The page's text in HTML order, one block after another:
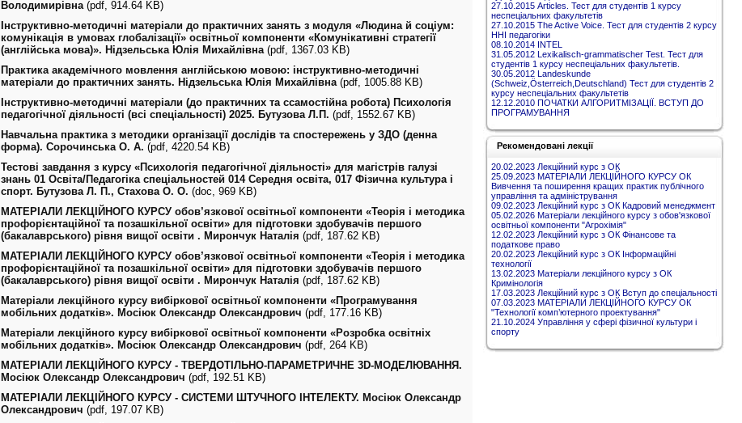
Володимирівна(pdf, 914.64 KB)
Інструктивно-методичні матеріали до практичних занять з модуля «Людина й соціум:
комунікація в умовах глобалізації» освітньої компоненти «Комунікативні стратегії
(англійська мова)». Нідзельська Юлія Михайлівна(pdf, 1367.03 KB)
Практика академічного мовлення англійською мовою: інструктивно-методичні
матеріали до практичних занять. Нідзельська Юлія Михайлівна(pdf, 1005.88 KB)
Інструктивно-методичні матеріали (до практичних та ссамостійна робота) Психологія
педагогічної діяльності (всі спеціальності) 2025. Бутузова Л.П. (pdf, 1552.67 KB)
Навчальна практика з методики організації дослідів та спостережень у ЗДО (денна
форма). Сорочинська О. А. (pdf, 4220.54 KB)
Тестові завдання з курсу «Психологія педагогічної діяльності» для магістрів галузі
знань 01 Освіта/Педагогіка спеціальностей 014 Cередня освіта, 017 Фізична культура і
спорт. Бутузова Л. П., Стахова О. О. (doc, 969 KB)
МАТЕРІАЛИ ЛЕКЦІЙНОГО КУРСУ обов’язкової освітньої компоненти «Теорія і методика
профорієнтаційної та позашкільної освіти» для підготовки здобувачів першого
(бакалаврського) рівня вищої освіти . Мирончук Наталія (pdf, 187.62 KB)
МАТЕРІАЛИ ЛЕКЦІЙНОГО КУРСУ обов’язкової освітньої компоненти «Теорія і методика
профорієнтаційної та позашкільної освіти» для підготовки здобувачів першого
(бакалаврського) рівня вищої освіти . Мирончук Наталія (pdf, 187.62 KB)
Матеріали лекційного курсу вибіркової освітньої компоненти «Програмування
мобільних додатків». Мосіюк Олександр Олександрович (pdf, 177.16 KB)
Матеріали лекційного курсу вибіркової освітньої компоненти «Розробка освітніх
мобільних додатків». Мосіюк Олександр Олександрович (pdf, 264 KB)
МАТЕРІАЛИ ЛЕКЦІЙНОГО КУРСУ - ТВЕРДОТІЛЬНО-ПАРАМЕТРИЧНЕ 3D-МОДЕЛЮВАННЯ.
Мосіюк Олександр Олександрович (pdf, 192.51 KB)
МАТЕРІАЛИ ЛЕКЦІЙНОГО КУРСУ - СИСТЕМИ ШТУЧНОГО ІНТЕЛЕКТУ. Мосіюк Олександр
Олександрович (pdf, 197.07 KB)
27.10.2015 Articles. Тест для студентів 1 курсу
неспеціальних факультетів
27.10.2015 The Active Voice. Тест для студентів 2 курсу
ННІ педагогіки
08.10.2014 INTEL
31.05.2012 Lexikalisch-grammatischer Test. Тест для
студентів 1 курсу неспеціальних факультетів.
30.05.2012 Landeskunde
(Schweiz,Österreich,Deutschland) Тест для студентів 2
курсу неспеціальних факультетів
12.12.2010 ПОЧАТКИ АЛГОРИТМІЗАЦІЇ. ВСТУП ДО
ПРОГРАМУВАННЯ
Рекомендовані лекції
20.02.2023 Лекційний курс з ОК
25.09.2023 МАТЕРІАЛИ ЛЕКЦІЙНОГО КУРСУ ОК
Вивчення та поширення кращих практик публічного
управління та адміністрування
09.02.2023 Лекційний курс з ОК Кадровий менеджмент
05.02.2026 Матеріали лекційного курсу з обов'язкової
освітньої компоненти "Агрохімія"
12.02.2023 Лекційний курс з ОК Фінансове та
податкове право
20.02.2023 Лекційний курс з ОК Інформаційні
технології
13.02.2023 Матеріали лекційного курсу з ОК
Кримінологія
17.03.2023 Лекційний курс з ОК Вступ до спеціальності
07.03.2023 МАТЕРІАЛИ ЛЕКЦІЙНОГО КУРСУ ОК
"Технології комп’ютерного проектування"
21.10.2024 Управління у сфері фізичної культури і
спорту